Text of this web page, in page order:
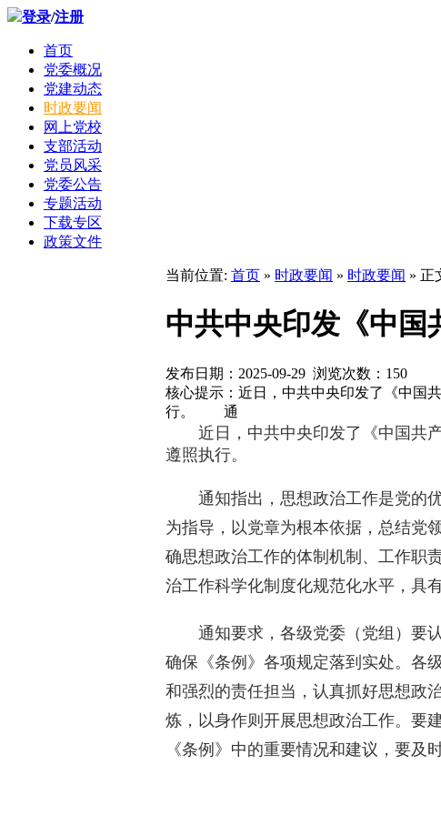
登录/注册
首页
党委概况
党建动态
时政要闻
网上党校
支部活动
党员风采
党委公告
专题活动
下载专区
政策文件
当前位置: 首页 » 时政要闻 » 时政要闻 » 正
中共中央印发《中国
发布日期：2025-09-29 浏览次数： 150
核心提示：近日，中共中央印发了《中国
行。 通
近日，中共中央印发了《中国共
遵照执行。
通知指出，思想政治工作是党的优
为指导，以党章为根本依据，总结党
确思想政治工作的体制机制、工作职
治工作科学化制度化规范化水平，具
通知要求，各级党委（党组）要认
确保《条例》各项规定落到实处。各
和强烈的责任担当，认真抓好思想政
炼，以身作则开展思想政治工作。要
《条例》中的重要情况和建议，要及